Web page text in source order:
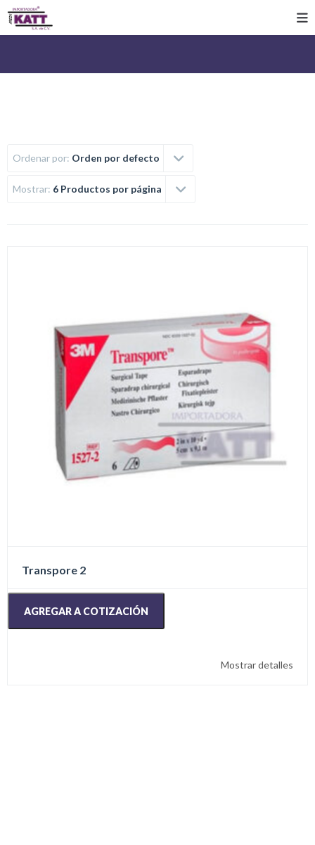
Ordenar por: Orden por defecto
Mostrar: 6 Productos por página
Transpore 2
AGREGAR A COTIZACIÓN
Mostrar detalles